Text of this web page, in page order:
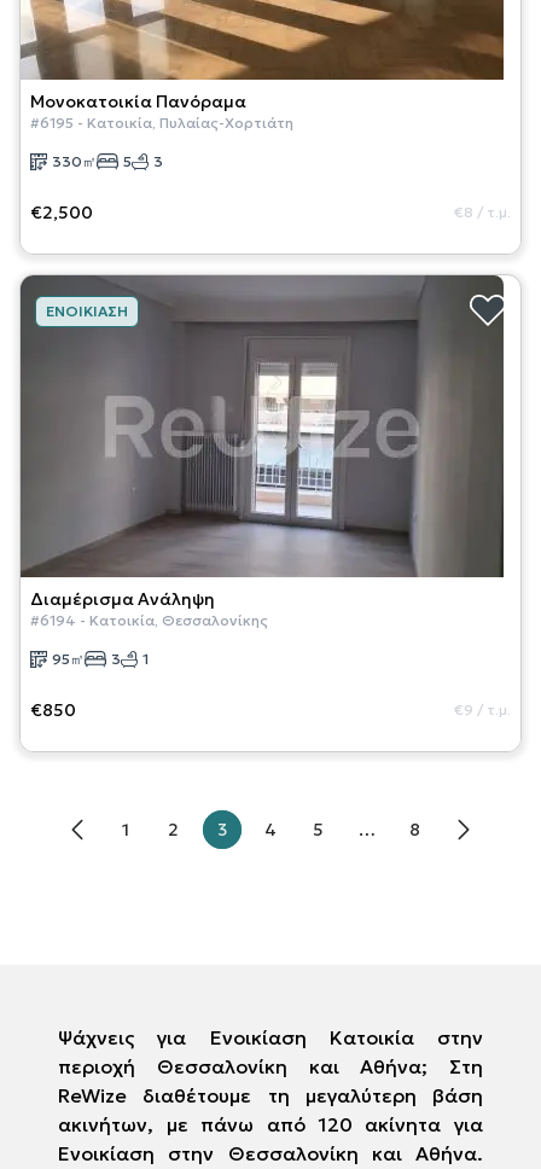
Μονοκατοικία Πανόραμα
#6195 - Κατοικία, Πυλαίας-Χορτιάτη
330 ㎡ 5 3
€2,500 €8 / τ.μ.
ΕΝΟΙΚΊΑΣΗ
ΔιαμέρισμαΑνάληψη
#6194 - Κατοικία, Θεσσαλονίκης
95 ㎡ 3 1
€850 €9 / τ.μ.
1 2 3 4 5 … 8
Ψάχνεις για Ενοικίαση Κατοικία στην
περιοχή Θεσσαλονίκη και Αθήνα; Στη
ReWize διαθέτουμε τη μεγαλύτερη βάση
ακινήτων, με πάνω από 120 ακίνητα για
Ενοικίαση στην Θεσσαλονίκη και Αθήνα.